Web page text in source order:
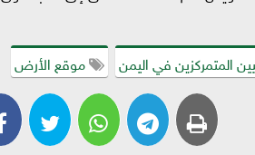
المتمركزين في اليمن موقع الأرض